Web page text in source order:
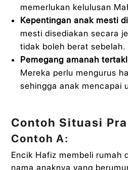
memerlukan kelulusan
Kepentingan anak mesti
mesti disediakan secara
tidak boleh berat sebelah.
Pemegang amanah
Mereka perlu mengurus
sehingga anak mencapai
Contoh Situasi
Contoh A:
Encik Hafiz membeli rumah
nama anaknya yang